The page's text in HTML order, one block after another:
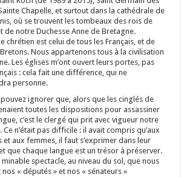
Chapelle, et surtout dans la cathédrale de
où se trouvent les tombeaux des rois de
de notre Duchesse Anne de Bretagne.
chrétien est celui de tous les Français, et de
Nous appartenons tous à la civilisation
Les églises m’ont ouvert leurs portes, pas
: cela fait une différence, qui ne
personne.
pouvez ignorer que, alors que les cinglés de
toutes les dispositions pour assassiner
c’est le clergé qui prit avec vigueur notre
Ce n’était pas difficile : il avait compris qu’aux
et aux femmes, il faut s’exprimer dans leur
que chaque langue est un trésor à préserver.
minable spectacle, au niveau du sol, que nous
« députés » et nos « sénateurs »